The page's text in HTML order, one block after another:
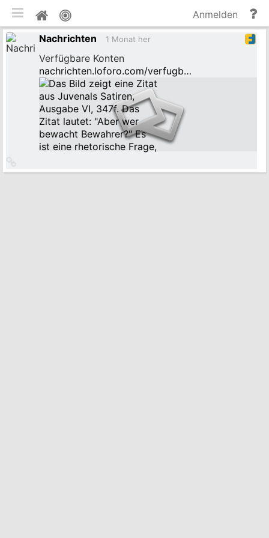
Pinnwand
Anmelden
Nachrichten
1 Monat her
Verfügbare Konten
nachrichten.loforo.com/verfugb…
zum
mobile Ansicht umschalten